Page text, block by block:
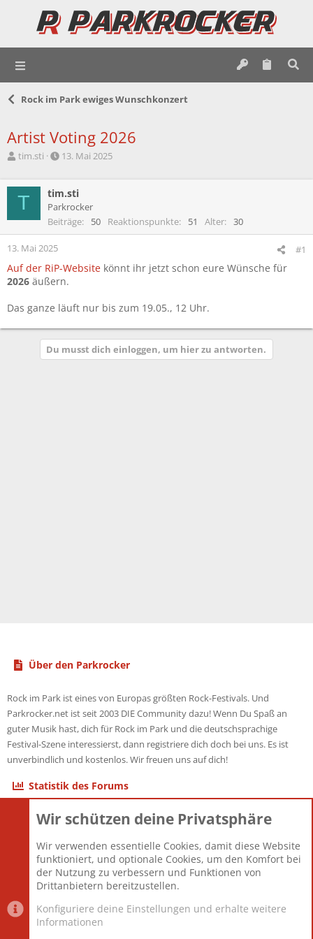
Rock im Park ewiges Wunschkonzert
Artist Voting 2026
E
t
l
e
r
tim.sti
E
t
e
l
m
13. Mai 2025
T tim.sti
Parkrocker
Beiträge
50 Reaktionspunkte 51 Alter 30
13. Mai 2025 #1
Auf der RiP-Website könnt ihr jetzt schon eure Wünsche für
2026 äußern.
Das ganze läuft nur bis zum 19.05., 12 Uhr.
Du musst dich einloggen, um hier zu antworten.
Über den Parkrocker
Rock im Park ist eines von Europas größten Rock-Festivals. Und
Parkrocker.net ist seit 2003 DIE Community dazu! Wenn Du Spaß an
guter Musik hast, dich für Rock im Park und die deutschsprachige
Festival-Szene interessierst, dann registriere dich doch bei uns. Es ist
unverbindlich und kostenlos. Wir freuen uns auf dich!
Statistik des Forums
Themen
Mitglieder
12.427
Neuestes Mitglied
Berlin
Wir schützen deine Privatsphäre
Wir verwenden essentielle Cookies, damit diese Website
funktioniert, und optionale Cookies, um den Komfort bei
der Nutzung zu verbessern und Funktionen von
Drittanbietern bereitzustellen.
Konfiguriere deine Einstellungen und erhalte weitere
Informationen